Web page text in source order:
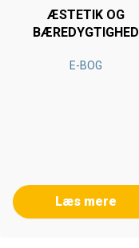
ÆSTETIK OG
BÆREDYGTIGHED
E-BOG
Læs mere